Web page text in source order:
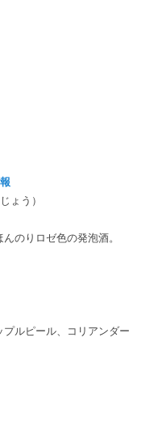
ょう）
のりロゼ色の発泡酒。
ルピール、コリアンダー